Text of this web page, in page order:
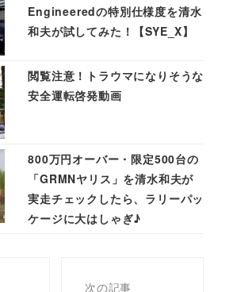
次の記事
Engineeredの特別仕様度を清水
和夫が試してみた！【SYE_X】
閲覧注意！トラウマになりそうな
安全運転啓発動画
800万円オーバー・限定500台の
「GRMNヤリス」を清水和夫が
実走チェックしたら、ラリーパッ
ケージに大はしゃぎ♪